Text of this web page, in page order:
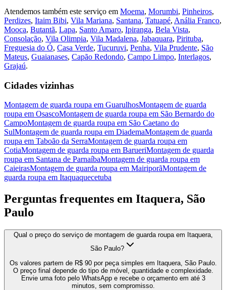
Atendemos também este serviço em Moema, Morumbi, Pinheiros,
Perdizes, Itaim Bibi, Vila Mariana, Santana, Tatuapé, Anália Franco,
Mooca, Butantã, Lapa, Santo Amaro, Ipiranga, Bela Vista,
Consolação, Vila Olimpia, Vila Madalena, Jabaquara, Pirituba,
Freguesia do Ó, Casa Verde, Tucuruvi, Penha, Vila Prudente, São
Mateus, Guaianases, Capão Redondo, Campo Limpo, Interlagos,
Grajaú.
Cidades vizinhas
Montagem de guarda roupa em GuarulhosMontagem de guarda
roupa em OsascoMontagem de guarda roupa em São Bernardo do
CampoMontagem de guarda roupa em São Caetano do
SulMontagem de guarda roupa em DiademaMontagem de guarda
roupa em Taboão da SerraMontagem de guarda roupa em
CotiaMontagem de guarda roupa em BarueriMontagem de guarda
roupa em Santana de ParnaíbaMontagem de guarda roupa em
CaieirasMontagem de guarda roupa em MairiporãMontagem de
guarda roupa em Itaquaquecetuba
Perguntas frequentes em Itaquera, São
Paulo
Qual o preço do serviço de montagem de guarda roupa em Itaquera,
São Paulo?
Os valores partem de R$ 90 por peça simples em Itaquera, São Paulo.
O preço final depende do tipo de móvel, quantidade e complexidade.
Envie uma foto pelo WhatsApp e recebe o orçamento em até 3
minutos, sem compromisso.